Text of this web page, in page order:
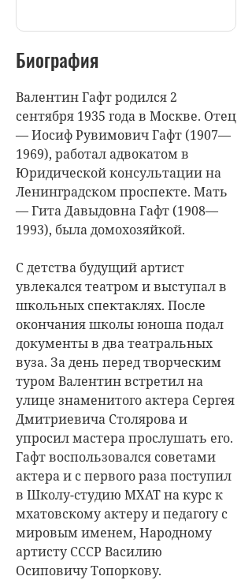
Биография
Валентин Гафт родился 2
сентября 1935 года в Москве. Отец
— Иосиф Рувимович Гафт (1907—
1969), работал адвокатом в
Юридической консультации на
Ленинградском проспекте. Мать
— Гита Давыдовна Гафт (1908—
1993), была домохозяйкой.
С детства будущий артист
увлекался театром и выступал в
школьных спектаклях. После
окончания школы юноша подал
документы в два театральных
вуза. За день перед творческим
туром Валентин встретил на
улице знаменитого актера Сергея
Дмитриевича Столярова и
упросил мастера прослушать его.
Гафт воспользовался советами
актера и с первого раза поступил
в Школу-студию МХАТ на курс к
мхатовскому актеру и педагогу с
мировым именем, Народному
артисту СССР Василию
Осиповичу Топоркову.